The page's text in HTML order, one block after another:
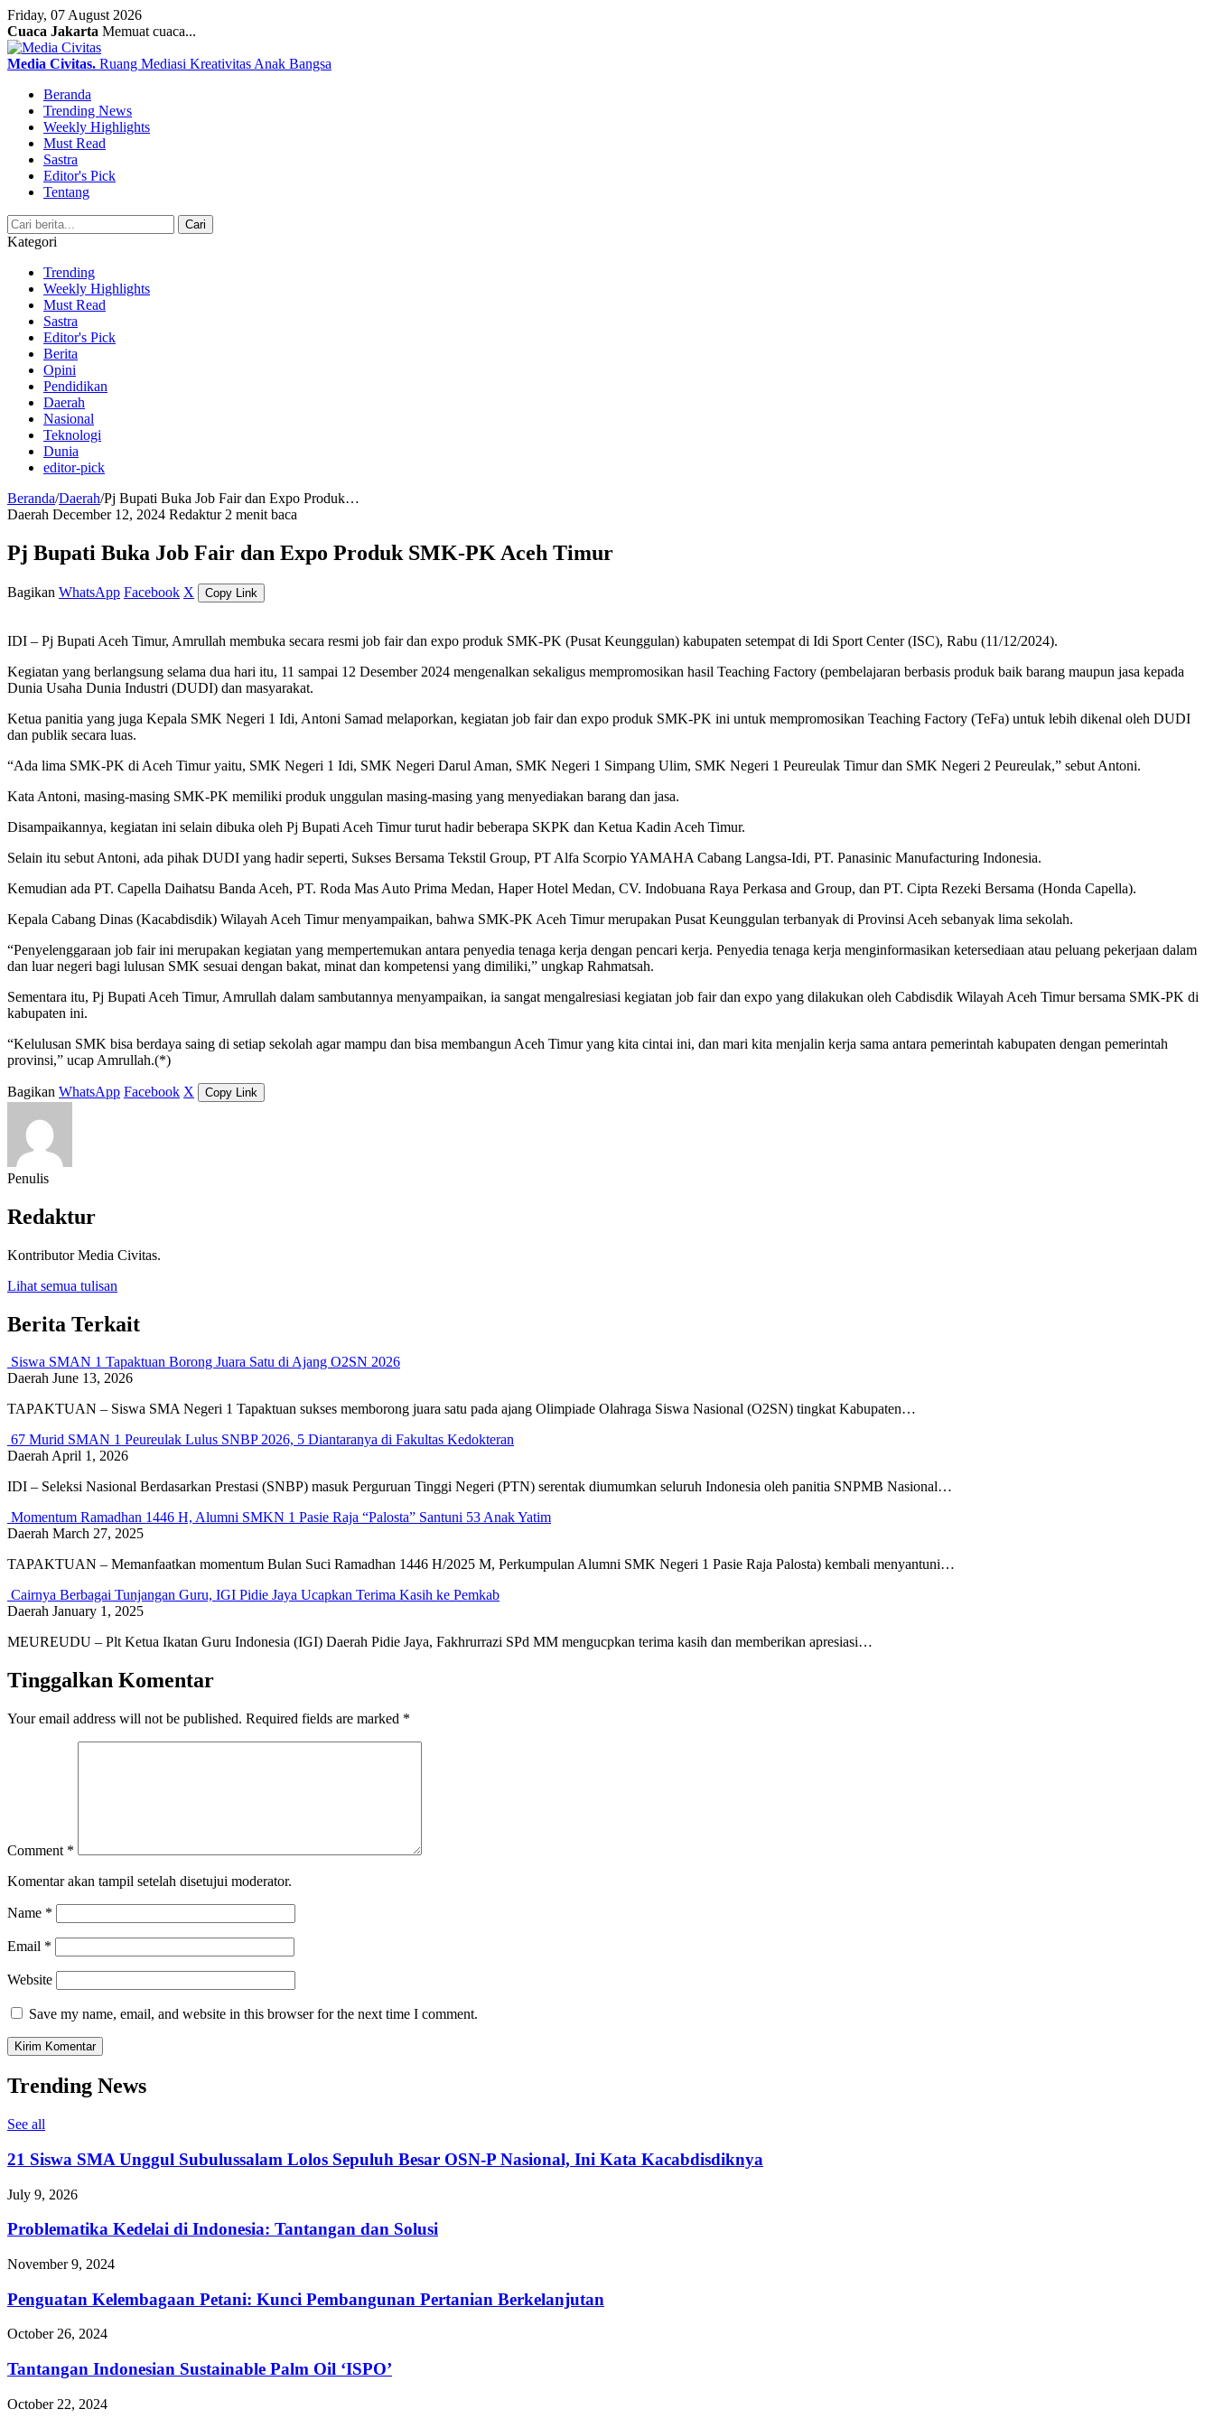
Friday, 07 August 2026
Cuaca Jakarta Memuat cuaca...
Media Civitas. Ruang Mediasi Kreativitas Anak Bangsa
Beranda
Trending News
Weekly Highlights
Must Read
Sastra
Editor's Pick
Tentang
Search
Cari
Kategori
Trending
Weekly Highlights
Must Read
Sastra
Editor's Pick
Berita
Opini
Pendidikan
Daerah
Nasional
Teknologi
Dunia
editor-pick
Beranda/Daerah/Pj Bupati Buka Job Fair dan Expo Produk…
Daerah December 12, 2024 Redaktur 2 menit baca
Pj Bupati Buka Job Fair dan Expo Produk SMK-PK Aceh Timur
Bagikan WhatsApp Facebook X Copy Link
IDI – Pj Bupati Aceh Timur, Amrullah membuka secara resmi job fair dan expo produk SMK-PK (Pusat Keunggulan) kabupaten setempat di Idi Sport Center (ISC), Rabu (11/12/2024).
Kegiatan yang berlangsung selama dua hari itu, 11 sampai 12 Desember 2024 mengenalkan sekaligus mempromosikan hasil Teaching Factory (pembelajaran berbasis produk baik barang maupun jasa kepada
Dunia Usaha Dunia Industri (DUDI) dan masyarakat.
Ketua panitia yang juga Kepala SMK Negeri 1 Idi, Antoni Samad melaporkan, kegiatan job fair dan expo produk SMK-PK ini untuk mempromosikan Teaching Factory (TeFa) untuk lebih dikenal oleh DUDI
dan publik secara luas.
“Ada lima SMK-PK di Aceh Timur yaitu, SMK Negeri 1 Idi, SMK Negeri Darul Aman, SMK Negeri 1 Simpang Ulim, SMK Negeri 1 Peureulak Timur dan SMK Negeri 2 Peureulak,” sebut Antoni.
Kata Antoni, masing-masing SMK-PK memiliki produk unggulan masing-masing yang menyediakan barang dan jasa.
Disampaikannya, kegiatan ini selain dibuka oleh Pj Bupati Aceh Timur turut hadir beberapa SKPK dan Ketua Kadin Aceh Timur.
Selain itu sebut Antoni, ada pihak DUDI yang hadir seperti, Sukses Bersama Tekstil Group, PT Alfa Scorpio YAMAHA Cabang Langsa-Idi, PT. Panasinic Manufacturing Indonesia.
Kemudian ada PT. Capella Daihatsu Banda Aceh, PT. Roda Mas Auto Prima Medan, Haper Hotel Medan, CV. Indobuana Raya Perkasa and Group, dan PT. Cipta Rezeki Bersama (Honda Capella).
Kepala Cabang Dinas (Kacabdisdik) Wilayah Aceh Timur menyampaikan, bahwa SMK-PK Aceh Timur merupakan Pusat Keunggulan terbanyak di Provinsi Aceh sebanyak lima sekolah.
“Penyelenggaraan job fair ini merupakan kegiatan yang mempertemukan antara penyedia tenaga kerja dengan pencari kerja. Penyedia tenaga kerja menginformasikan ketersediaan atau peluang pekerjaan dalam
dan luar negeri bagi lulusan SMK sesuai dengan bakat, minat dan kompetensi yang dimiliki,” ungkap Rahmatsah.
Sementara itu, Pj Bupati Aceh Timur, Amrullah dalam sambutannya menyampaikan, ia sangat mengalresiasi kegiatan job fair dan expo yang dilakukan oleh Cabdisdik Wilayah Aceh Timur bersama SMK-PK di
kabupaten ini.
“Kelulusan SMK bisa berdaya saing di setiap sekolah agar mampu dan bisa membangun Aceh Timur yang kita cintai ini, dan mari kita menjalin kerja sama antara pemerintah kabupaten dengan pemerintah
provinsi,” ucap Amrullah.(*)
Bagikan WhatsApp Facebook X Copy Link
Penulis
Redaktur
Kontributor Media Civitas.
Lihat semua tulisan
Berita Terkait
Siswa SMAN 1 Tapaktuan Borong Juara Satu di Ajang O2SN 2026
Daerah June 13, 2026
TAPAKTUAN – Siswa SMA Negeri 1 Tapaktuan sukses memborong juara satu pada ajang Olimpiade Olahraga Siswa Nasional (O2SN) tingkat Kabupaten…
67 Murid SMAN 1 Peureulak Lulus SNBP 2026, 5 Diantaranya di Fakultas Kedokteran
DaerahApril 1, 2026
IDI – Seleksi Nasional Berdasarkan Prestasi (SNBP) masuk Perguruan Tinggi Negeri (PTN) serentak diumumkan seluruh Indonesia oleh panitia SNPMB Nasional…
Momentum Ramadhan 1446 H, Alumni SMKN 1 Pasie Raja “Palosta” Santuni 53 Anak Yatim
Daerah March 27, 2025
TAPAKTUAN – Memanfaatkan momentum Bulan Suci Ramadhan 1446 H/2025 M, Perkumpulan Alumni SMK Negeri 1 Pasie Raja Palosta) kembali menyantuni…
Cairnya Berbagai Tunjangan Guru, IGI Pidie Jaya Ucapkan Terima Kasih ke Pemkab
Daerah January 1, 2025
MEUREUDU – Plt Ketua Ikatan Guru Indonesia (IGI) Daerah Pidie Jaya, Fakhrurrazi SPd MM mengucpkan terima kasih dan memberikan apresiasi…
Tinggalkan Komentar
Your email address will not be published. Required fields are marked *
Comment *
Komentar akan tampil setelah disetujui moderator.
Name *
Email *
Website
Save my name, email, and website in this browser for the next time I comment.
Trending News
See all
21 Siswa SMA Unggul Subulussalam Lolos Sepuluh Besar OSN-P Nasional, Ini Kata Kacabdisdiknya
July 9, 2026
Problematika Kedelai di Indonesia: Tantangan dan Solusi
November 9, 2024
Penguatan Kelembagaan Petani: Kunci Pembangunan Pertanian Berkelanjutan
October 26, 2024
Tantangan Indonesian Sustainable Palm Oil ‘ISPO’
October 22, 2024